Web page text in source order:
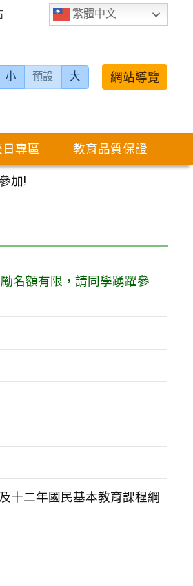
繁體中文
小 預設 大 網站導覽
日專區 教育品質保證
加!
名額有限，請同學踴躍參
十二年國民基本教育課程綱